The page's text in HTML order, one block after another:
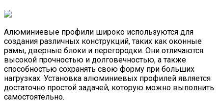
Алюминиевые профили широко используются для
создания различных конструкций, таких как оконные
рамы, дверные блоки и перегородки. Они отличаются
высокой прочностью и долговечностью, а также
способностью сохранять свою форму при больших
нагрузках. Установка алюминиевых профилей является
достаточно простой задачей, которую можно выполнить
самостоятельно.